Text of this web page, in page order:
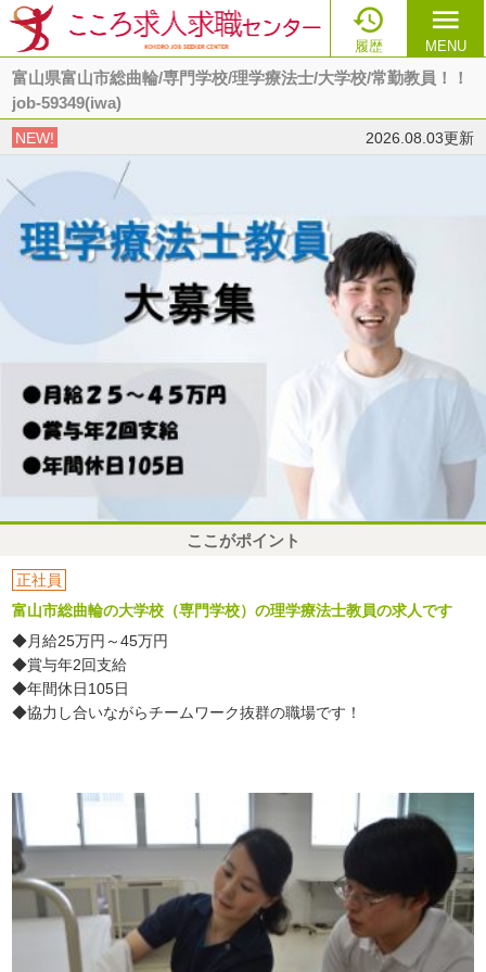

履歴
menu
MENU
富山県富山市総曲輪/専門学校/理学療法士/大学校/常勤教員！！
job-59349(iwa)
NEW! 2026.08.03更新
ここがポイント
正社員
富山市総曲輪の大学校（専門学校）の理学療法士教員の求人です
◆月給25万円～45万円
◆賞与年2回支給
◆年間休日105日
◆協力し合いながらチームワーク抜群の職場です！